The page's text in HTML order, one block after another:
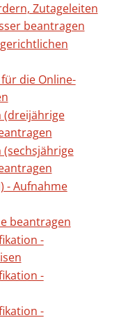
Zutageleiten
beantragen
die Online-
(dreijährige
- Aufnahme
beantragen
-
-
-